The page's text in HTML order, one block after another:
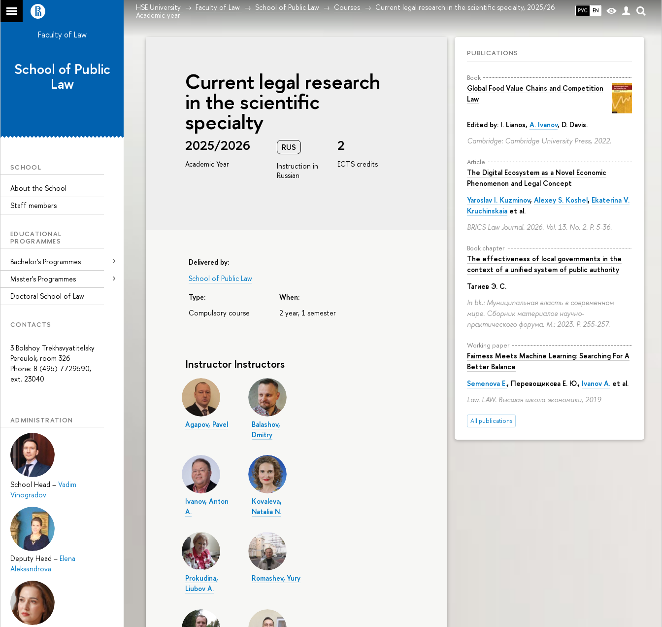
РУС EN
HSE University Faculty of Law School of Public Law Courses
Current legal research in the scientific specialty, 2025/26
Academic year
Faculty of Law
School of Public
Law
SCHOOL
About the School
Staff members
EDUCATIONAL
PROGRAMMES
Bachelor's Programmes
Master's Programmes
Doctoral School of Law
CONTACTS
3 Bolshoy Trekhsvyatitelsky
Pereulok, room 326
Phone: 8 (495) 7729590,
ext. 23040
ADMINISTRATION
School Head – Vadim
Vinogradov
Deputy Head – Elena
Aleksandrova
PUBLICATIONS
Book
Global Food Value Chains and Competition
Law
Edited by: I. Lianos, A. Ivanov, D. Davis.
Cambridge: Cambridge University Press, 2022.
Article
The Digital Ecosystem as a Novel Economic
Phenomenon and Legal Concept
Yaroslav I. Kuzminov, Alexey S. Koshel, Ekaterina V.
Kruchinskaia et al.
BRICS Law Journal. 2026. Vol. 13. No. 2. P. 5-36.
Book chapter
The effectiveness of local governments in the
context of a unified system of public authority
Тагиев Э. С.
In bk.: Муниципальная власть в современном
мире. Сборник материалов научно-
практического форума. M.: 2023. P. 255-257.
Working paper
Fairness Meets Machine Learning: Searching For A
Better Balance
Semenova E., Перевощикова Е. Ю., Ivanov A. et al.
Law. LAW. Высшая школа экономики, 2019
All publications
Current legal research
in the scientific
specialty
2025/2026
Academic Year
RUS
Instruction in
Russian
2
ECTS credits
Delivered by:
School of Public Law
Type:
Compulsory course
When:
2 year, 1 semester
Instructor Instructors
Agapov, Pavel
Balashov,
Dmitry
Ivanov, Anton
A.
Kovaleva,
Natalia N.
Prokudina,
Liubov A.
Romashev, Yury